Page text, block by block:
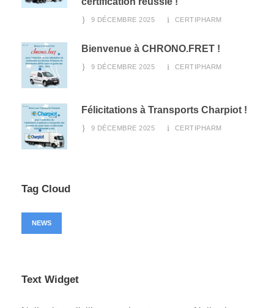
9 DÉCEMBRE 2025 CERTIPHARM
Bienvenue à CHRONO.FRET !
9 DÉCEMBRE 2025 CERTIPHARM
Félicitations à Transports Charpiot !
9 DÉCEMBRE 2025 CERTIPHARM
Tag Cloud
NEWS
Text Widget